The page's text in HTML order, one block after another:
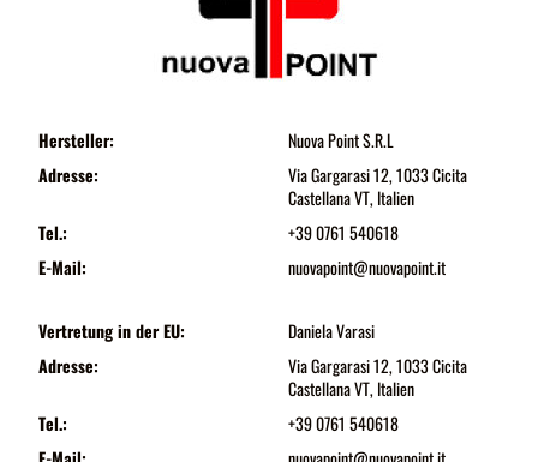
Hersteller:
Nuova Point S.R.L
Adresse:
Via Gargarasi 12, 1033 Cicita
Castellana VT, Italien
Tel.:
+39 0761 540618
E-Mail:
nuovapoint@nuovapoint.it
Vertretung in der EU:
Daniela Varasi
Adresse:
Via Gargarasi 12, 1033 Cicita
Castellana VT, Italien
Tel.:
+39 0761 540618